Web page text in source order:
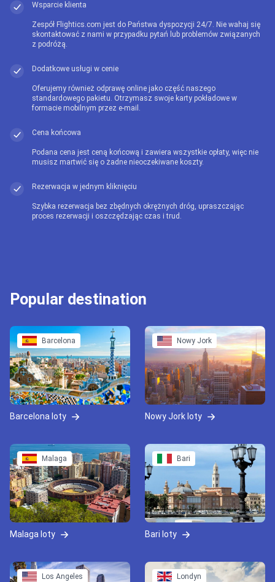
Wsparcie klienta
Zespół Flightics.com jest do Państwa dyspozycji 24/7. Nie wahaj się
skontaktować z nami w przypadku pytań lub problemów związanych
z podróżą.
Dodatkowe usługi w cenie
Oferujemy również odprawę online jako część naszego
standardowego pakietu. Otrzymasz swoje karty pokładowe w
formacie mobilnym przez e-mail.
Cena końcowa
Podana cena jest ceną końcową i zawiera wszystkie opłaty, więc nie
musisz martwić się o żadne nieoczekiwane koszty.
Rezerwacja w jednym kliknięciu
Szybka rezerwacja bez zbędnych okrężnych dróg, upraszczając
proces rezerwacji i oszczędzając czas i trud.
Popular destination
Barcelona
Barcelona loty
Nowy Jork
Nowy Jork loty
Malaga
Malaga loty
Bari
Bari loty
Los Angeles Londyn